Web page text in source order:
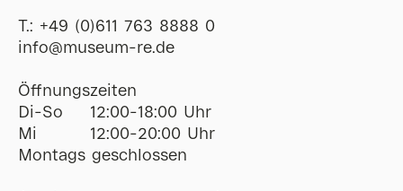
T.: +49 (0)611 763 8888 0
ofni@museum-re de
Öffnungszeiten
Di-So
12:00-18:00 Uhr
Mi
12:00-20:00 Uhr
Montags geschlossen